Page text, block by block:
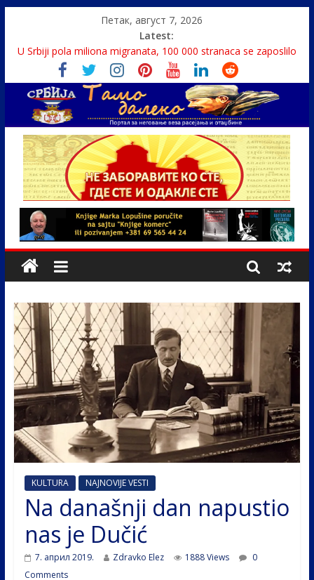
Петак, август 7, 2026
Latest:
U Srbiji pola miliona migranata, 100 000 stranaca se zaposlilo
Како је „Господар књига“ проглашен народним
непријатељем
Čije je pravo na istinu o Nikoli Tesli?
Srbin zaspao na Dunavu, reka ga odnela u Rumuniju
Politika i seks glavne teme srpskih medija
KULTURA NAJNOVIJE VESTI
Na današnji dan napustio
nas je Dučić
7. април 2019. Zdravko Elez 1888 Views
0
Comments